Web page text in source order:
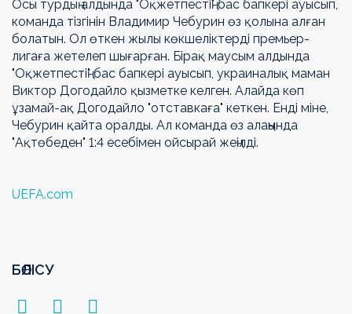
Осы турдың алдында "Оқжетпестің" бас бапкері ауысып,
команда тізгінін Владимир Чебурин өз қолына алған
болатын. Ол өткен жылы көкшеліктерді премьер-
лигаға жетелеп шығарған. Бірақ маусым алдында
"Оқжетпестің" бас бапкері ауысып, украиналық маман
Виктор Догодайло қызметке келген. Алайда көп
ұзамай-ақ Догодайло "отставкаға" кеткен. Енді міне,
Чебурин қайта оралды. Ал команда өз алаңында
"Ақтөбеден" 1:4 есебімен ойсырай жеңілді.
UEFA.com
БӨЛІСУ